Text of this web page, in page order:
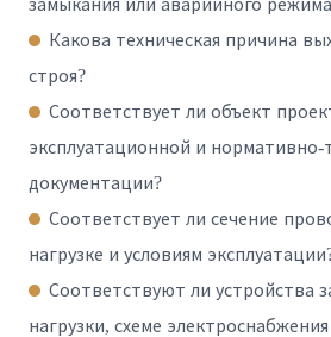
замыкания или аварийного
Какова техническая причина
строя?
Соответствует ли объект
эксплуатационной и нормативно-
документации?
Соответствует ли сечение
нагрузке и условиям
Соответствуют ли устройства
нагрузки, схеме